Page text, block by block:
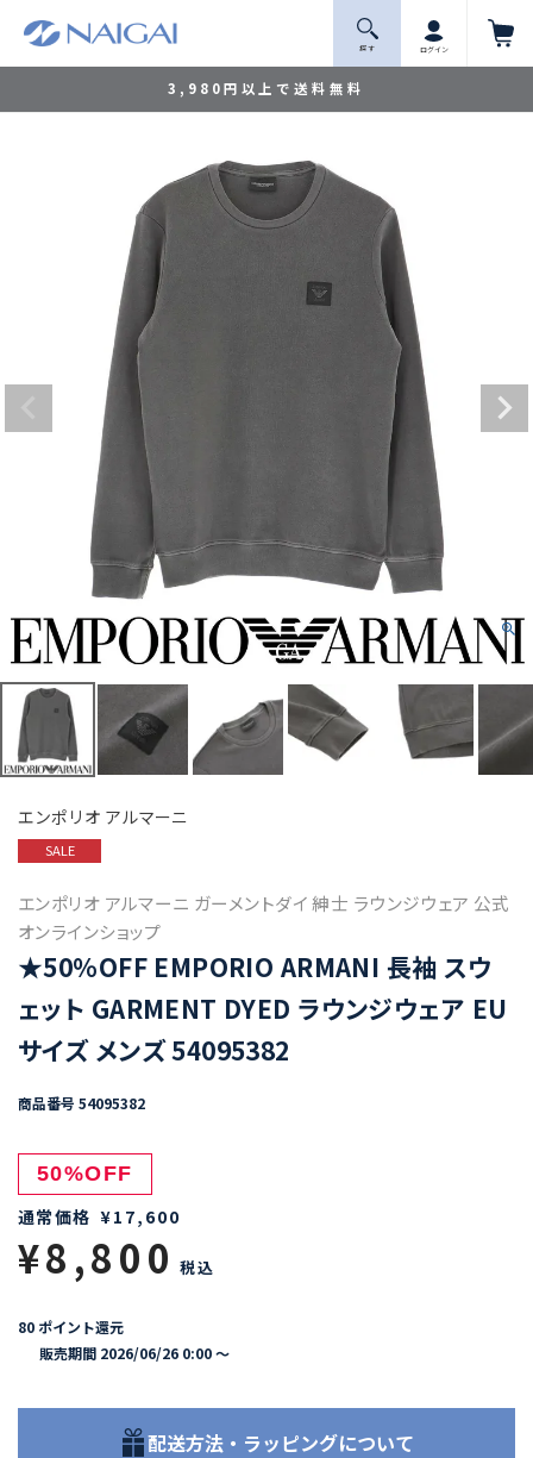
3,980円以上で送料無料
探 す ログイン
エンポリオ アルマーニ
SALE
エンポリオ アルマーニ ガーメントダイ 紳士 ラウンジウェア 公式
オンラインショップ
★50%OFF EMPORIO ARMANI 長袖 スウ
ェット GARMENT DYED ラウンジウェア EU
サイズ メンズ 54095382
商品番号 54095382
50%OFF
通常価格 ¥17,600
¥8,800 税込
80 ポイント還元
販売期間 2026/06/26 0:00〜
配送方法・ラッピングについて